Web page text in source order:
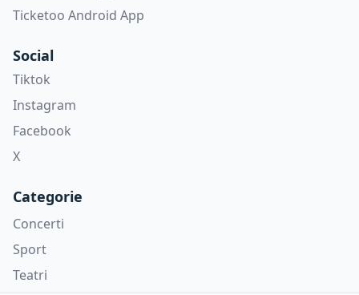
Ticketoo Android App
Social
Tiktok
Instagram
Facebook
X
Categorie
Concerti
Sport
Teatri